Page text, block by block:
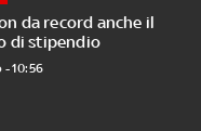
da record anche il
di stipendio
- 10:56